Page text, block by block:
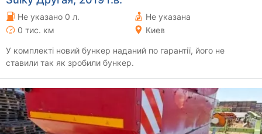
Не указано 0 л.
Не указана
0 тис. км
Киев
У комплекті новий бункер наданий по гарантії, його не
ставили так як зробили бункер.